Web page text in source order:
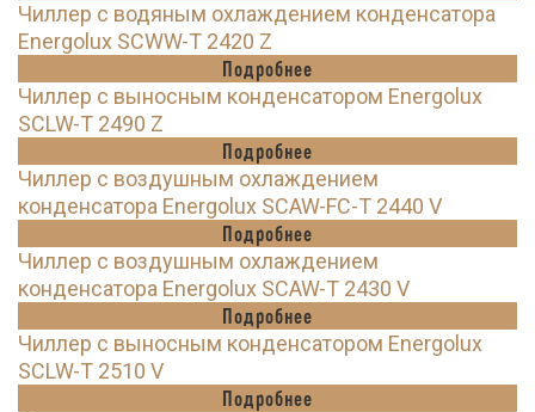
Чиллер с водяным охлаждением конденсатора
Energolux SCWW-T 2420 Z
Подробнее
Чиллер с выносным конденсатором Energolux
SCLW-T 2490 Z
Подробнее
Чиллер с воздушным охлаждением
конденсатора Energolux SCAW-FC-T 2440 V
Подробнее
Чиллер с воздушным охлаждением
конденсатора Energolux SCAW-T 2430 V
Подробнее
Чиллер с выносным конденсатором Energolux
SCLW-T 2510 V
Подробнее